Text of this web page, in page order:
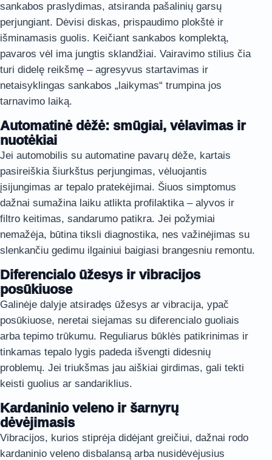
sankabos praslydimas, atsiranda pašalinių garsų
perjungiant. Dėvisi diskas, prispaudimo plokštė ir
išminamasis guolis. Keičiant sankabos komplektą,
pavaros vėl ima jungtis sklandžiai. Vairavimo stilius čia
turi didelę reikšmę – agresyvus startavimas ir
netaisyklingas sankabos „laikymas“ trumpina jos
tarnavimo laiką.
Automatinė dėžė: smūgiai, vėlavimas ir
nuotėkiai
Jei automobilis su automatine pavarų dėže, kartais
pasireiškia šiurkštus perjungimas, vėluojantis
įsijungimas ar tepalo pratekėjimai. Šiuos simptomus
dažnai sumažina laiku atlikta profilaktika – alyvos ir
filtro keitimas, sandarumo patikra. Jei požymiai
nemažėja, būtina tiksli diagnostika, nes važinėjimas su
slenkančiu gedimu ilgainiui baigiasi brangesniu remontu.
Diferencialo ūžesys ir vibracijos
posūkiuose
Galinėje dalyje atsiradęs ūžesys ar vibracija, ypač
posūkiuose, neretai siejamas su diferencialo guoliais
arba tepimo trūkumu. Reguliarus būklės patikrinimas ir
tinkamas tepalo lygis padeda išvengti didesnių
problemų. Jei triukšmas jau aiškiai girdimas, gali tekti
keisti guolius ar sandariklius.
Kardaninio veleno ir šarnyrų
dėvėjimasis
Vibracijos, kurios stiprėja didėjant greičiui, dažnai rodo
kardaninio veleno disbalansą arba nusidėvėjusius